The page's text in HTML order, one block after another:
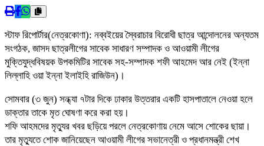
স্টাফ রিপোর্টার(নেত্রকোণা): নব্বইয়ের স্বৈরাচার বিরোধী ছাত্র আন্দোলনের অন্যতম
সংগঠক, জাসদ ছাত্রলীগের সাবেক সাধারণ সম্পাদক ও আওয়ামী লীগের
মুক্তিযুদ্ধবিষয়ক উপকমিটির সাবেক সহ-সম্পাদক শফী আহমেদ আর নেই (ইন্না
লিল্লাহি ওয়া ইন্না ইলাইহি রাজিউন)।
সোমবার (৩ জুন) সন্ধ্যা ৭টার দিকে ঢাকার উত্তরার একটি হাসপাতালে নেওয়া হলে
ডাক্তার তাকে মৃত ঘোষণা করে করা হয়।
শফি আহমদের মৃত্যুর খবর ছড়িয়ে পরলে নেত্রকোণায় নেমে আসে শোকের ছায়া।
তার মৃত্যুতে শোক জানিয়েছেন আওয়ামী লীগের সভানেত্রী ও প্রধানমন্ত্রী শেখ